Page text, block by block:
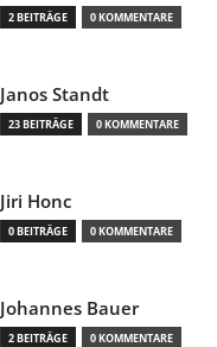
2 BEITRÄGE 0 KOMMENTARE
Janos Standt
23 BEITRÄGE 0 KOMMENTARE
Jiri Honc
0 BEITRÄGE 0 KOMMENTARE
Johannes Bauer
2 BEITRÄGE 0 KOMMENTARE